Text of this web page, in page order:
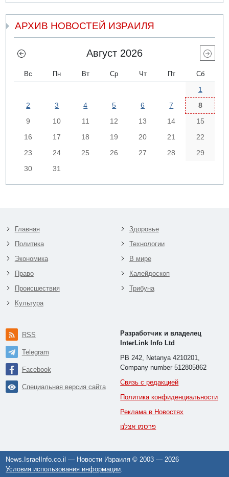
АРХИВ НОВОСТЕЙ ИЗРАИЛЯ
Август 2026
Вс Пн Вт Ср Чт Пт Сб
1
2
3 4 5 6 7
8
9
10 11 12 13 14
15
16
17 18 19 20 21
22
23
24 25 26 27 28
29
30
31
Главная
Политика
Экономика
Право
Происшествия
Культура
Здоровье
Технологии
В мире
Калейдоскоп
Трибуна
RSS
Telegram
Facebook
Специальная версия сайта
Разработчик и владелец
InterLink Info Ltd
PB 242, Netanya 4210201,
Company number 512805862
Связь с редакцией
Политика конфиденциальности
Реклама в Новостях
פרסמו אצלנו
News.IsraelInfo.co.il — Новости Израиля © 2003 —2026
Условия использования информации.